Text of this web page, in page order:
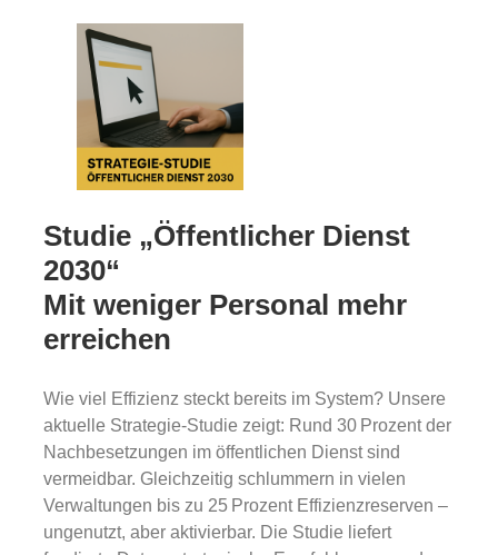
Studie „Öffentlicher Dienst
2030“
Mit weniger Personal mehr
erreichen
Wie viel Effizienz steckt bereits im System? Unsere
aktuelle Strategie-Studie zeigt: Rund 30 Prozent der
Nachbesetzungen im öffentlichen Dienst sind
vermeidbar. Gleichzeitig schlummern in vielen
Verwaltungen bis zu 25 Prozent Effizienzreserven –
ungenutzt, aber aktivierbar. Die Studie liefert